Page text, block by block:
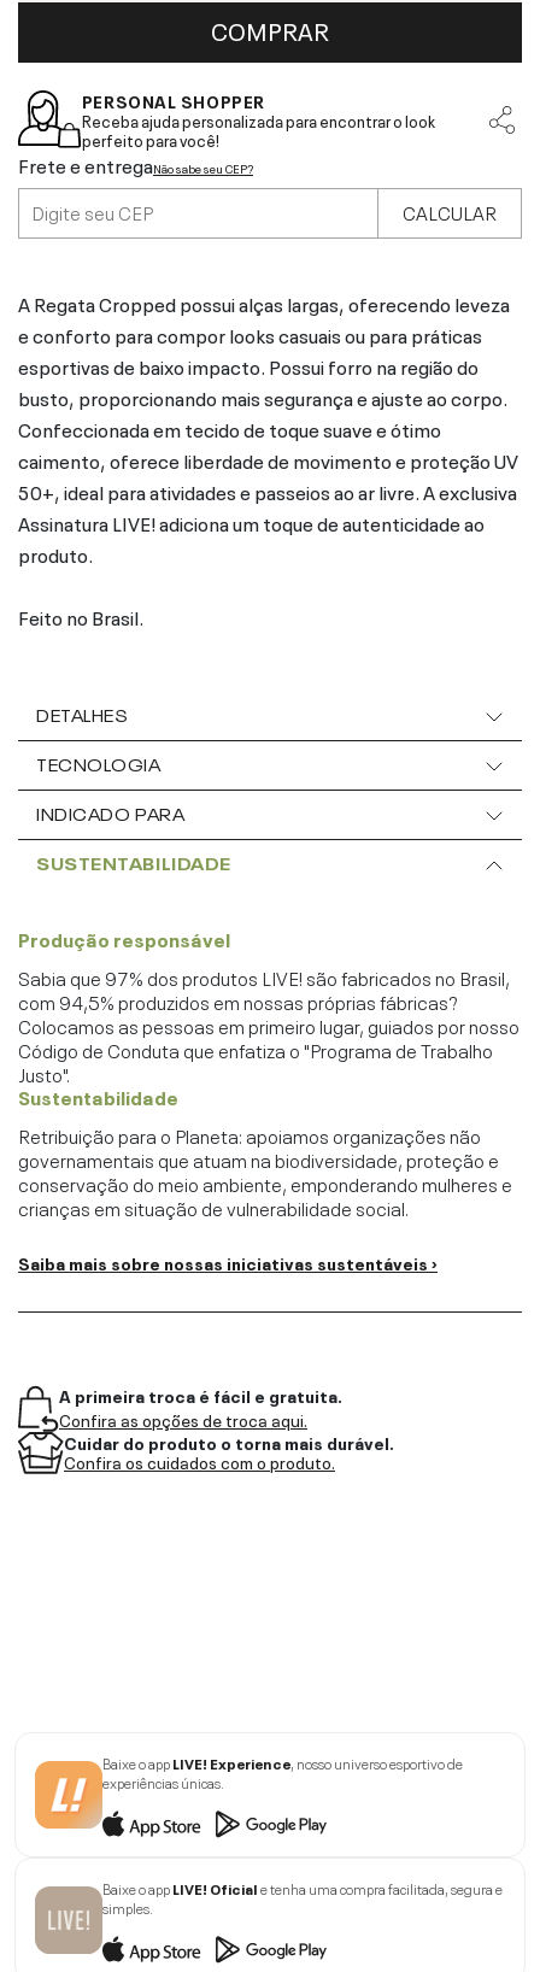
COMPRAR
PERSONAL SHOPPER
Receba ajuda personalizada para encontrar o look
perfeito para você!
Frete e entregaNão sabe seu CEP?
CALCULAR
A Regata Cropped possui alças largas, oferecendo leveza
e conforto para compor looks casuais ou para práticas
esportivas de baixo impacto. Possui forro na região do
busto, proporcionando mais segurança e ajuste ao corpo.
Confeccionada em tecido de toque suave e ótimo
caimento, oferece liberdade de movimento e proteção UV
50+, ideal para atividades e passeios ao ar livre. A exclusiva
Assinatura LIVE! adiciona um toque de autenticidade ao
produto.
Feito no Brasil.
DETALHES
TECNOLOGIA
INDICADO PARA
SUSTENTABILIDADE
Produção responsável
Sabia que 97% dos produtos LIVE! são fabricados no Brasil,
com 94,5% produzidos em nossas próprias fábricas?
Colocamos as pessoas em primeiro lugar, guiados por nosso
Código de Conduta que enfatiza o "Programa de Trabalho
Justo".
Sustentabilidade
Retribuição para o Planeta: apoiamos organizações não
governamentais que atuam na biodiversidade, proteção e
conservação do meio ambiente, emponderando mulheres e
crianças em situação de vulnerabilidade social.
Saiba mais sobre nossas iniciativas sustentáveis ›
A primeira troca é fácil e gratuita.
Confira as opções de troca aqui.
Cuidar do produto o torna mais durável.
Confira os cuidados com o produto.
Baixe o appLIVE! Experience , nosso universo esportivo de
experiências únicas.
Baixe o appLIVE! Oficiale tenha uma compra facilitada, segura e
simples.